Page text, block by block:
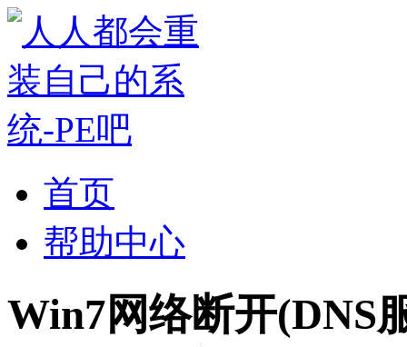
首页
帮助中心
Win7网络断开(DNS